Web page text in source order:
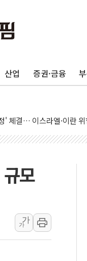
산업 증권·금융
리 인상 가능성 낮아지
' 체결… 이스라엘·이란 위
르면 다음 주"
명령…트럼프 제동
개입했나" 촉각
'…9월 금리 인상 기대 후퇴
정 체결
모
가
가